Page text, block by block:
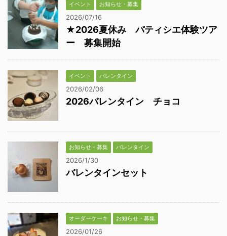
イベント お知らせ・募集
2026/07/16
★2026夏休み パティシエ体験ツア
ー 募集開始
イベント バレンタイン
2026/02/06
2026バレンタイン チョコ
お知らせ・募集 バレンタイン
2026/1/30
バレンタインセット
オーダーケーキ お知らせ・募集
2026/01/26